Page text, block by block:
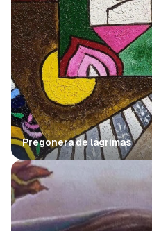
Pregonera de lágrimas